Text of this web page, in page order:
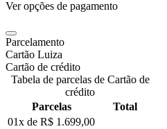
Ver opções de pagamento
Parcelamento
Cartão Luiza
Cartão de crédito
Tabela de parcelas de Cartão de
crédito
Parcelas
Total
01x de R$ 1.699,00